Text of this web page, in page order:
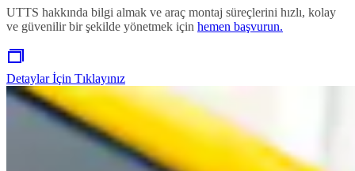
UTTS hakkında bilgi almak ve araç montaj süreçlerini hızlı, kolay
ve güvenilir bir şekilde yönetmek için hemen başvurun.
Detaylar İçin Tıklayınız